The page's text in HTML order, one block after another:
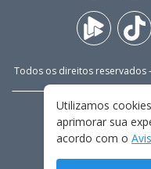
Todos os direitos reservados
TERMOS
Utilizamos
aprimorar sua
acordo com o